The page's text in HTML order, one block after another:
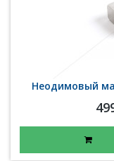
Неодимовый